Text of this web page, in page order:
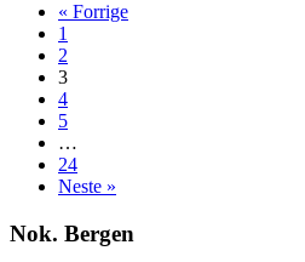
« Forrige
1
2
3
4
5
…
24
Neste »
Nok. Bergen